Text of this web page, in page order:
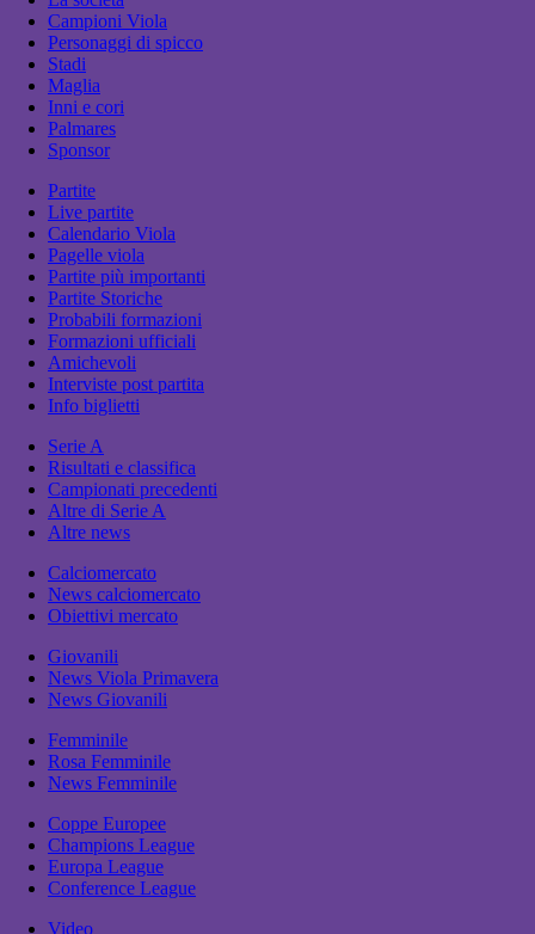
Campioni Viola
Personaggi di spicco
Stadi
Maglia
Inni e cori
Palmares
Sponsor
Partite
Live partite
Calendario Viola
Pagelle viola
Partite più importanti
Partite Storiche
Probabili formazioni
Formazioni ufficiali
Amichevoli
Interviste post partita
Info biglietti
Serie A
Risultati e classifica
Campionati precedenti
Altre di Serie A
Altre news
Calciomercato
News calciomercato
Obiettivi mercato
Giovanili
News Viola Primavera
News Giovanili
Femminile
Rosa Femminile
News Femminile
Coppe Europee
Champions League
Europa League
Conference League
Video